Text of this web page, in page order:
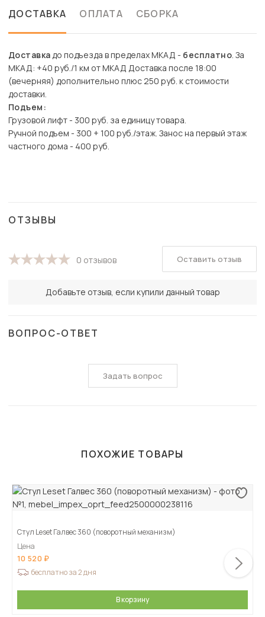
ДОСТАВКА ОПЛАТА СБОРКА
Доставкадо подъезда в пределах МКАД - бесплатно. За
МКАД: +40 руб./1 км от МКАД Доставка после 18:00
(вечерняя) дополнительно плюс 250 руб. к стоимости
доставки.
Подъем:
Грузовой лифт - 300 руб. за единицу товара.
Ручной подъем - 300 + 100 руб./этаж. Занос на первый этаж
частного дома - 400 руб.
ОТЗЫВЫ
0 отзывов
Добавьте отзыв, если купили данный товар
Оставить отзыв
ВОПРОС-ОТВЕТ
Задать вопрос
ПОХОЖИЕ ТОВАРЫ
Стул Leset Галвес 360 (поворотный механизм)
Цена
10 520
бесплатно за 2 дня
В корзину